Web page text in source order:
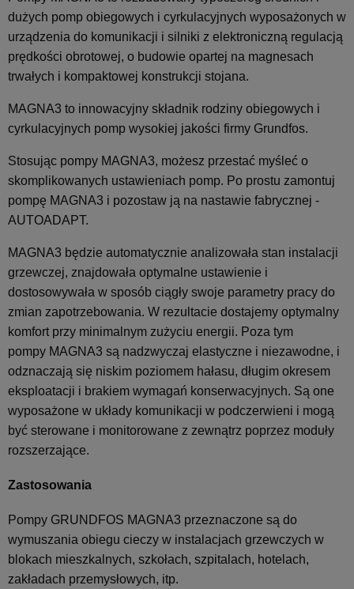
dużych pomp obiegowych i cyrkulacyjnych wyposażonych w
urządzenia do komunikacji i silniki z elektroniczną regulacją
prędkości obrotowej, o budowie opartej na magnesach
trwałych i kompaktowej konstrukcji stojana.
MAGNA3 to innowacyjny składnik rodziny obiegowych i
cyrkulacyjnych pomp wysokiej jakości firmy Grundfos.
Stosując pompy MAGNA3, możesz przestać myśleć o
skomplikowanych ustawieniach pomp. Po prostu zamontuj
pompę MAGNA3 i pozostaw ją na nastawie fabrycznej -
AUTOADAPT.
MAGNA3 będzie automatycznie analizowała stan instalacji
grzewczej, znajdowała optymalne ustawienie i
dostosowywała w sposób ciągły swoje parametry pracy do
zmian zapotrzebowania. W rezultacie dostajemy optymalny
komfort przy minimalnym zużyciu energii. Poza tym
pompy MAGNA3 są nadzwyczaj elastyczne i niezawodne, i
odznaczają się niskim poziomem hałasu, długim okresem
eksploatacji i brakiem wymagań konserwacyjnych. Są one
wyposażone w układy komunikacji w podczerwieni i mogą
być sterowane i monitorowane z zewnątrz poprzez moduły
rozszerzające.
Zastosowania
Pompy GRUNDFOS MAGNA3 przeznaczone są do
wymuszania obiegu cieczy w instalacjach grzewczych w
blokach mieszkalnych, szkołach, szpitalach, hotelach,
zakładach przemysłowych, itp.